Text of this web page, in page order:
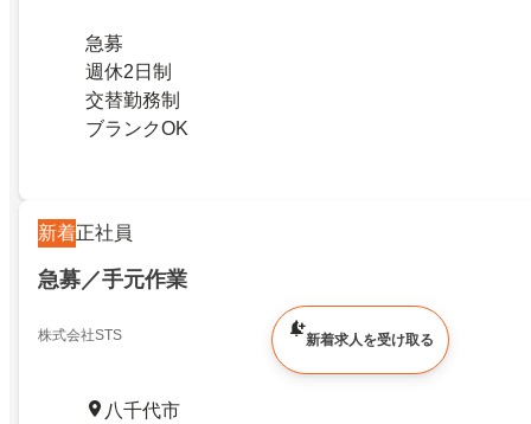
急募
週休2日制
交替勤務制
ブランクOK
新着正社員
急募／手元作業
株式会社STS
八千代市
新着求人を受け取る